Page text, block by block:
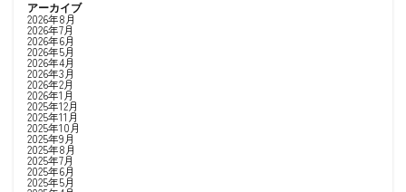
アーカイブ
2026年8月
2026年7月
2026年6月
2026年5月
2026年4月
2026年3月
2026年2月
2026年1月
2025年12月
2025年11月
2025年10月
2025年9月
2025年8月
2025年7月
2025年6月
2025年5月